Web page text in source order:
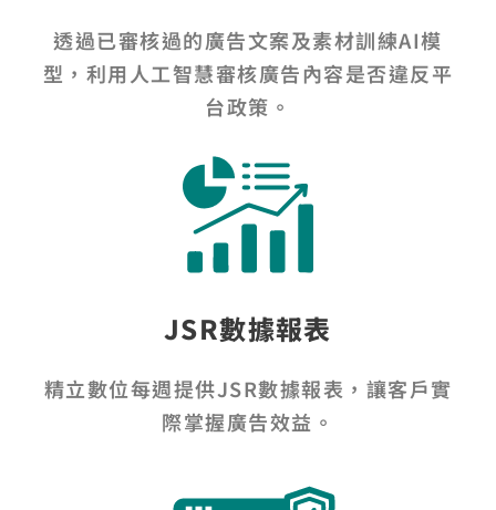
透過已審核過的廣告文案及素材訓練AI模
型，利用人工智慧審核廣告內容是否違反平
台政策。
JSR數據報表
精立數位每週提供JSR數據報表，讓客戶實
際掌握廣告效益。